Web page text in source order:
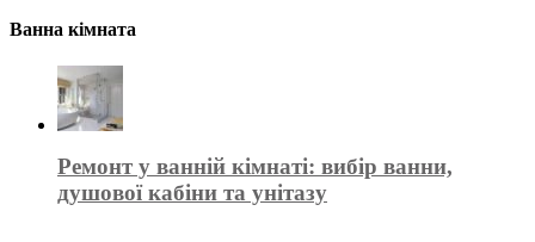
Ванна кімната
Ремонт у ванній кімнаті: вибір ванни,
душової кабіни та унітазу